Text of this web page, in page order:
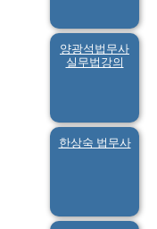
양광석법무사
실무법강의
한상숙 법무사